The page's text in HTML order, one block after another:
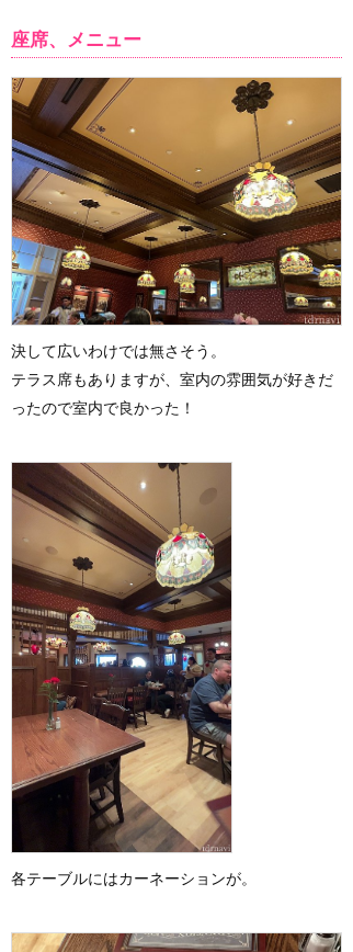
座席、メニュー
決して広いわけでは無さそう。
テラス席もありますが、室内の雰囲気が好きだ
ったので室内で良かった！
各テーブルにはカーネーションが。